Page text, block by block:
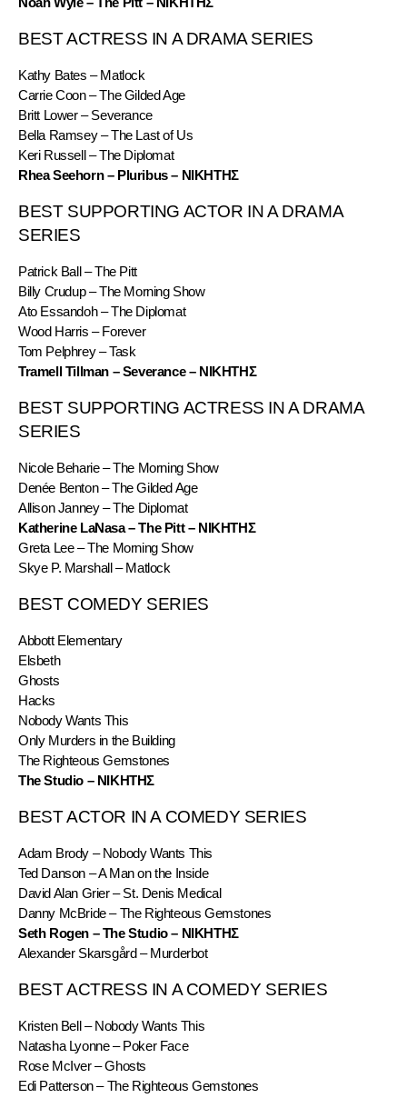
Noah Wyle – The Pitt – ΝΙΚΗΤΗΣ
BEST ACTRESS IN A DRAMA SERIES
Kathy Bates – Matlock
Carrie Coon – The Gilded Age
Britt Lower – Severance
Bella Ramsey – The Last of Us
Keri Russell – The Diplomat
Rhea Seehorn – Pluribus – ΝΙΚΗΤΗΣ
BEST SUPPORTING ACTOR IN A DRAMA
SERIES
Patrick Ball – The Pitt
Billy Crudup – The Morning Show
Ato Essandoh – The Diplomat
Wood Harris – Forever
Tom Pelphrey – Task
Tramell Tillman – Severance – ΝΙΚΗΤΗΣ
BEST SUPPORTING ACTRESS IN A DRAMA
SERIES
Nicole Beharie – The Morning Show
Denée Benton – The Gilded Age
Allison Janney – The Diplomat
Katherine LaNasa – The Pitt – ΝΙΚΗΤΗΣ
Greta Lee – The Morning Show
Skye P. Marshall – Matlock
BEST COMEDY SERIES
Abbott Elementary
Elsbeth
Ghosts
Hacks
Nobody Wants This
Only Murders in the Building
The Righteous Gemstones
The Studio – ΝΙΚΗΤΗΣ
BEST ACTOR IN A COMEDY SERIES
Adam Brody – Nobody Wants This
Ted Danson – A Man on the Inside
David Alan Grier – St. Denis Medical
Danny McBride – The Righteous Gemstones
Seth Rogen – The Studio – ΝΙΚΗΤΗΣ
Alexander Skarsgård – Murderbot
BEST ACTRESS IN A COMEDY SERIES
Kristen Bell – Nobody Wants This
Natasha Lyonne – Poker Face
Rose McIver – Ghosts
Edi Patterson – The Righteous Gemstones